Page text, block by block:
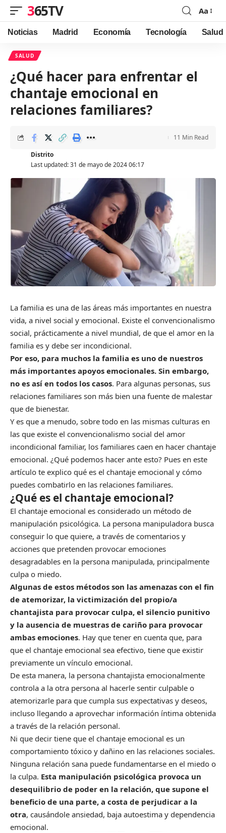
365TV
Font
Resizer
Aa
Noticias Madrid Economía Tecnología Salud
SALUD
¿Qué hacer para enfrentar el
chantaje emocional en
relaciones familiares?
Last updated: 31 de mayo de 2024 06:17
Distrito
11 Min Read
La familia es una de las áreas más importantes en nuestra
vida, a nivel social y emocional. Existe el convencionalismo
social, prácticamente a nivel mundial, de que el amor en la
familia es y debe ser incondicional.
Por eso, para muchos la familia es uno de nuestros
más importantes apoyos emocionales. Sin embargo,
no es así en todos los casos. Para algunas personas, sus
relaciones familiares son más bien una fuente de malestar
que de bienestar.
Y es que a menudo, sobre todo en las mismas culturas en
las que existe el convencionalismo social del amor
incondicional familiar, los familiares caen en hacer chantaje
emocional. ¿Qué podemos hacer ante esto? Pues en este
artículo te explico qué es el chantaje emocional y cómo
puedes combatirlo en las relaciones familiares.
¿Qué es el chantaje emocional?
El chantaje emocional es considerado un método de
manipulación psicológica. La persona manipuladora busca
conseguir lo que quiere, a través de comentarios y
acciones que pretenden provocar emociones
desagradables en la persona manipulada, principalmente
culpa o miedo.
Algunas de estos métodos son las amenazas con el fin
de atemorizar, la victimización del propio/a
chantajista para provocar culpa, el silencio punitivo
y la ausencia de muestras de cariño para provocar
ambas emociones. Hay que tener en cuenta que, para
que el chantaje emocional sea efectivo, tiene que existir
previamente un vínculo emocional.
De esta manera, la persona chantajista emocionalmente
controla a la otra persona al hacerle sentir culpable o
atemorizarle para que cumpla sus expectativas y deseos,
incluso llegando a aprovechar información íntima obtenida
a través de la relación personal.
Ni que decir tiene que el chantaje emocional es un
comportamiento tóxico y dañino en las relaciones sociales.
Ninguna relación sana puede fundamentarse en el miedo o
la culpa. Esta manipulación psicológica provoca un
desequilibrio de poder en la relación, que supone el
beneficio de una parte, a costa de perjudicar a la
otra, causándole ansiedad, baja autoestima y dependencia
emocional.